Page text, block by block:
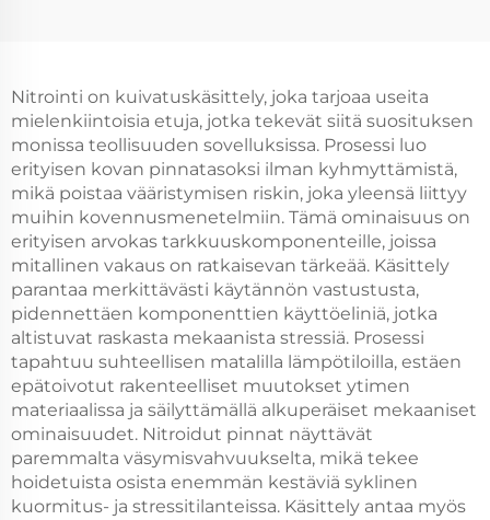
Nitrointi on kuivatuskäsittely, joka tarjoaa useita
mielenkiintoisia etuja, jotka tekevät siitä suosituksen
monissa teollisuuden sovelluksissa. Prosessi luo
erityisen kovan pinnatasoksi ilman kyhmyttämistä,
mikä poistaa vääristymisen riskin, joka yleensä liittyy
muihin kovennusmenetelmiin. Tämä ominaisuus on
erityisen arvokas tarkkuuskomponenteille, joissa
mitallinen vakaus on ratkaisevan tärkeää. Käsittely
parantaa merkittävästi käytännön vastustusta,
pidennettäen komponenttien käyttöeliniä, jotka
altistuvat raskasta mekaanista stressiä. Prosessi
tapahtuu suhteellisen matalilla lämpötiloilla, estäen
epätoivotut rakenteelliset muutokset ytimen
materiaalissa ja säilyttämällä alkuperäiset mekaaniset
ominaisuudet. Nitroidut pinnat näyttävät
paremmalta väsymisvahvuukselta, mikä tekee
hoidetuista osista enemmän kestäviä syklinen
kuormitus- ja stressitilanteissa. Käsittely antaa myös